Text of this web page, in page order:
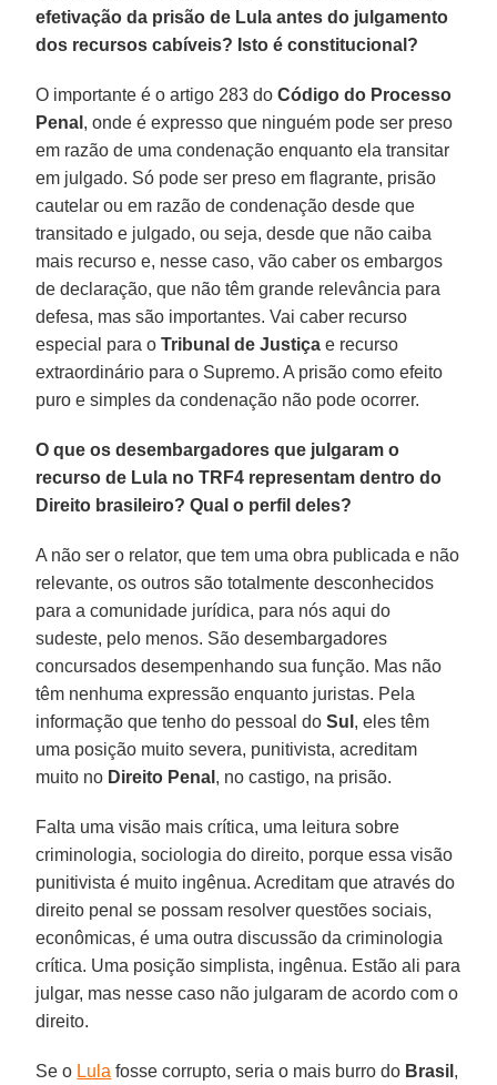
efetivação da prisão de Lula antes do julgamento
dos recursos cabíveis? Isto é constitucional?
O importante é o artigo 283 doCódigo do Processo
Penal , onde é expresso que ninguém pode ser preso
em razão de uma condenação enquanto ela transitar
em julgado. Só pode ser preso em flagrante, prisão
cautelar ou em razão de condenação desde que
transitado e julgado, ou seja, desde que não caiba
mais recurso e, nesse caso, vão caber os embargos
de declaração, que não têm grande relevância para
defesa, mas são importantes. Vai caber recurso
especial para oTribunal de Justiça e recurso
extraordinário para o Supremo. A prisão como efeito
puro e simples da condenação não pode ocorrer.
O que os desembargadores que julgaram o
recurso de Lula no TRF4 representam dentro do
Direito brasileiro? Qual o perfil deles?
A não ser o relator, que tem uma obra publicada e não
relevante, os outros são totalmente desconhecidos
para a comunidade jurídica, para nós aqui do
sudeste, pelo menos. São desembargadores
concursados desempenhando sua função. Mas não
têm nenhuma expressão enquanto juristas. Pela
informação que tenho do pessoal doSul , eles têm
uma posição muito severa, punitivista, acreditam
muito no Direito Penal , no castigo, na prisão.
Falta uma visão mais crítica, uma leitura sobre
criminologia, sociologia do direito, porque essa visão
punitivista é muito ingênua. Acreditam que através do
direito penal se possam resolver questões sociais,
econômicas, é uma outra discussão da criminologia
crítica. Uma posição simplista, ingênua. Estão ali para
julgar, mas nesse caso não julgaram de acordo com o
direito.
Se o Lula fosse corrupto, seria o mais burro do Brasil ,